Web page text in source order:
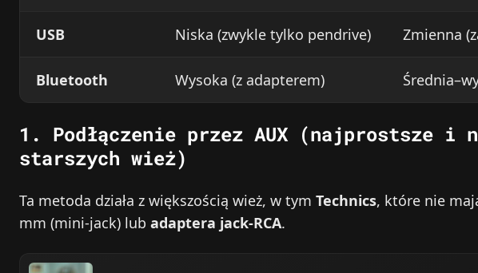
USB Niska (zwykle tylko pendrive) Zmienna
Bluetooth Wysoka (z adapterem)
1. Podłączenie przez AUX (najprostsze i
starszych wież)
Ta metoda działa z większością wież, w tym Technics, które nie
mm (mini‑jack) lub adaptera jack‑RCA.